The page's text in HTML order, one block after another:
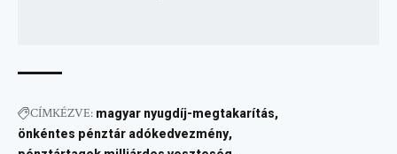
CÍMKÉZVE: magyar nyugdíj-megtakarítás
önkéntes pénztár adókedvezmény